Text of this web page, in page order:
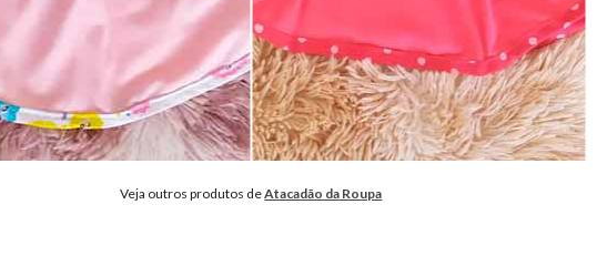
Veja outros produtos deAtacadão da Roupa